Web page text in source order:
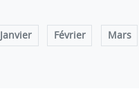
Janvier Février Mars